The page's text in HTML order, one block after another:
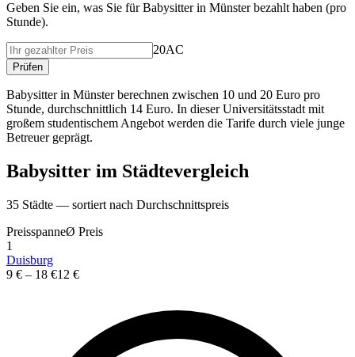
Geben Sie ein, was Sie fürBabysitterin Münster bezahlt haben (pro
Stunde).
20AC
Prüfen
Babysitter in Münster berechnen zwischen 10 und 20 Euro pro
Stunde, durchschnittlich 14 Euro. In dieser Universitätsstadt mit
großem studentischem Angebot werden die Tarife durch viele junge
Betreuer geprägt.
Babysitter im Städtevergleich
35 Städte — sortiert nach Durchschnittspreis
PreisspanneØ Preis
1
Duisburg
9 € – 18 €12 €